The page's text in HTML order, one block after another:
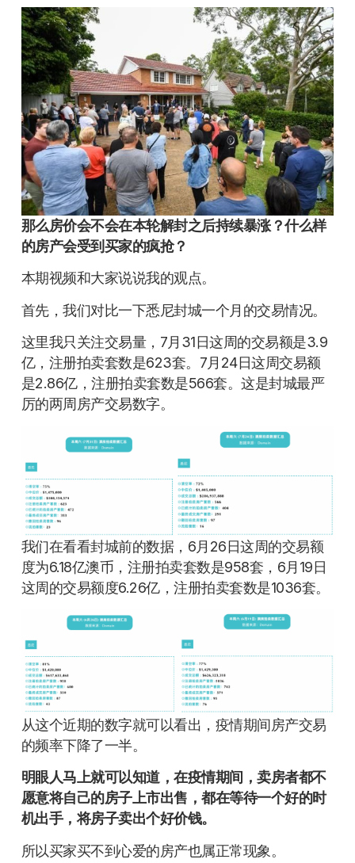
那么房价会不会在本轮解封之后持续暴涨？什么样
的房产会受到买家的疯抢？
本期视频和大家说说我的观点。
首先，我们对比一下悉尼封城一个月的交易情况。
这里我只关注交易量，7月31日这周的交易额是3.9
亿，注册拍卖套数是623套。7月24日这周交易额
是2.86亿，注册拍卖套数是566套。这是封城最严
厉的两周房产交易数字。
我们在看看封城前的数据，6月26日这周的交易额
度为6.18亿澳币，注册拍卖套数是958套，6月19日
这周的交易额度6.26亿，注册拍卖套数是1036套。
从这个近期的数字就可以看出，疫情期间房产交易
的频率下降了一半。
明眼人马上就可以知道，在疫情期间，卖房者都不
愿意将自己的房子上市出售，都在等待一个好的时
机出手，将房子卖出个好价钱。
所以买家买不到心爱的房产也属正常现象。